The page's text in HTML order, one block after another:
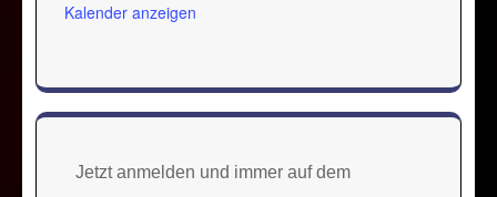
Kalender anzeigen
Jetzt anmelden und immer auf dem